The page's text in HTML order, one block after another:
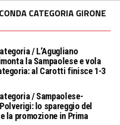
CATEGORIA GIRONE
/ L’Agugliano
la Sampaolese e vola
al Carotti finisce 1-3
/ Sampaolese-
lo spareggio del
la promozione in Prima